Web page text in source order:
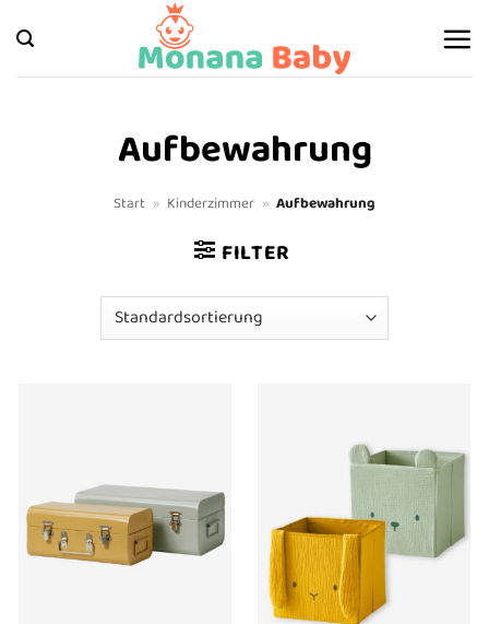
Inhalt
springen
Aufbewahrung
Start » Kinderzimmer » Aufbewahrung
FILTER